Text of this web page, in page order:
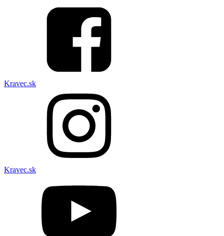
Kravec.sk
Kravec.sk